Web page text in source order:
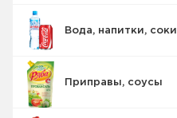
Вода, напитки, соки
Приправы, соусы